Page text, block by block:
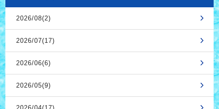
2026/08(2)
2026/07(17)
2026/06(6)
2026/05(9)